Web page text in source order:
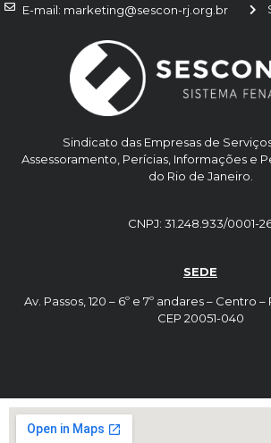
Sindicato das Empresas de
Assessoramento, Perícias, Informações e
do Rio de Janeiro.
CNPJ: 31.248.933/0001-
SEDE
Av. Passos, 120 – 6º e 7º andares – Centro
CEP 20051-040
E-mail: marketing@sescon-rj.org.br